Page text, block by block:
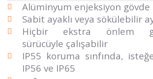
Alüminyum enjeksiyon gövde
Sabit ayaklı veya sökülebilir
Hiçbir ekstra önlem
sürücüyle çalışabilir
IP55 koruma sınfında,
IP56 ve IP65